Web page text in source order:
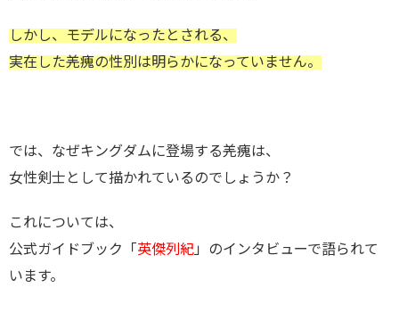
しかし、モデルになったとされる、
実在した羌瘣の性別は明らかになっていません。
では、なぜキングダムに登場する羌瘣は、
女性剣士として描かれているのでしょうか？
これについては、
公式ガイドブック「 英傑列紀 」のインタビューで語られて
います。